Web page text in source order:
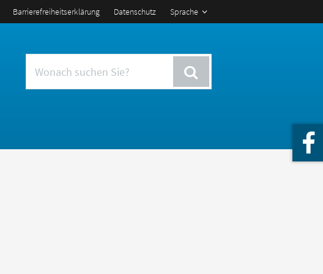
Sprache
Barrierefreiheitserklärung Datenschutz